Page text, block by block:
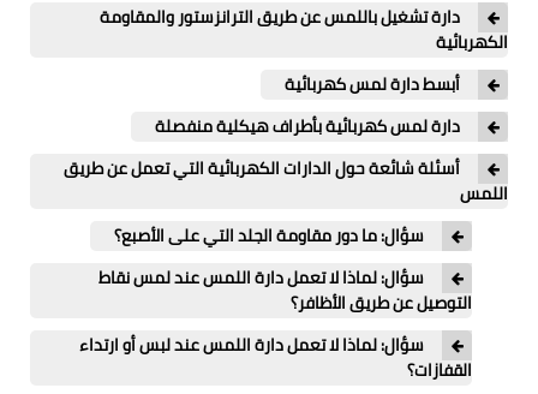
دارة تشغيل باللمس عن طريق الترانزستور والمقاومة
الكهربائية
أبسط دارة لمس كهربائية
دارة لمس كهربائية بأطراف هيكلية منفصلة
أسئلة شائعة حول الدارات الكهربائية التي تعمل عن طريق
اللمس
سؤال: ما دور مقاومة الجلد التي على الأصبع؟
سؤال: لماذا لا تعمل دارة اللمس عند لمس نقاط
التوصيل عن طريق الأظافر؟
سؤال: لماذا لا تعمل دارة اللمس عند لبس أو ارتداء
القفازات؟